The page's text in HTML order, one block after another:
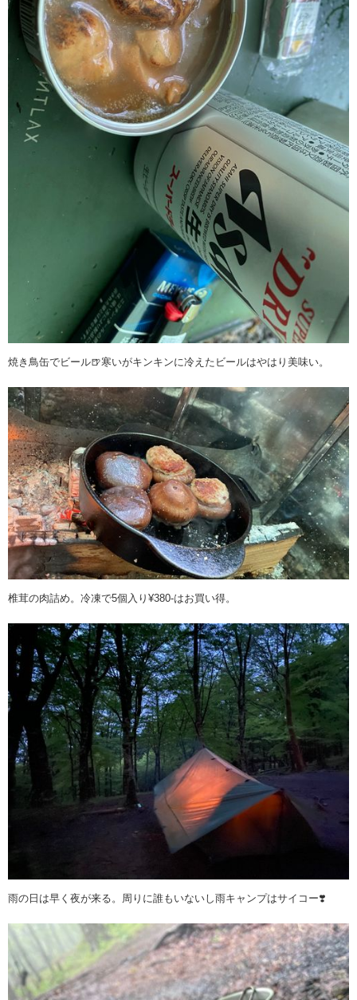
焼き鳥缶でビール🍺寒いがキンキンに冷えたビールはやはり美味い。
椎茸の肉詰め。冷凍で5個入り¥380-はお買い得。
雨の日は早く夜が来る。周りに誰もいないし雨キャンプはサイコー❣️